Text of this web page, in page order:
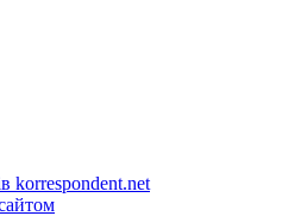
korrespondent.net